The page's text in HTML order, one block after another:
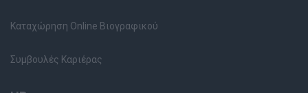
Καταχώρηση Online Βιογραφικού
Συμβουλές Καριέρας